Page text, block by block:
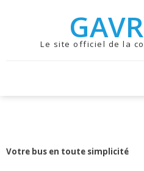
Le site officiel de la
Votre bus en toute simplicité